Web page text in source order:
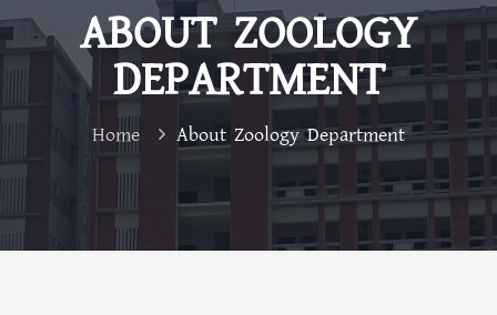
ABOUT ZOOLOGY
DEPARTMENT
Home About Zoology Department